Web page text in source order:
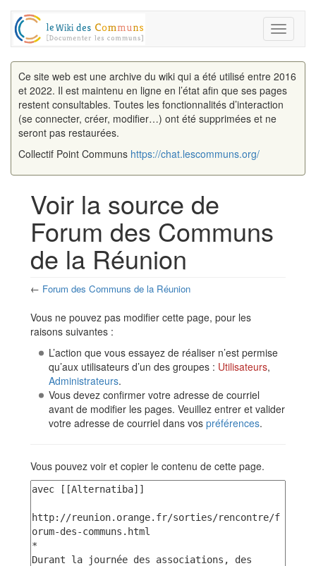
Toggle
Ce site web est une archive du wiki qui a été utilisé entre 2016
et 2022. Il est maintenu en ligne en l’état afin que ses pages
restent consultables. Toutes les fonctionnalités d’interaction
(se connecter, créer, modifier…) ont été supprimées et ne
seront pas restaurées.
Collectif Point Communs https://chat.lescommuns.org/
Voir la source de
Forum des Communs
de la Réunion
← Forum des Communs de la Réunion
Vous ne pouvez pas modifier cette page, pour les
raisons suivantes :
L’action que vous essayez de réaliser n’est permise
qu’aux utilisateurs d’un des groupes : Utilisateurs,
Administrateurs.
Vous devez confirmer votre adresse de courriel
avant de modifier les pages. Veuillez entrer et valider
votre adresse de courriel dans vos préférences.
Vous pouvez voir et copier le contenu de cette page.